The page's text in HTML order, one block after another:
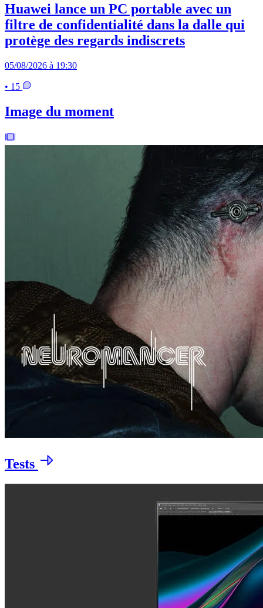
Huawei lance un PC portable avec un
filtre de confidentialité dans la dalle qui
protège des regards indiscrets
05/08/2026 à 19:30
• 15
Image du moment
Tests